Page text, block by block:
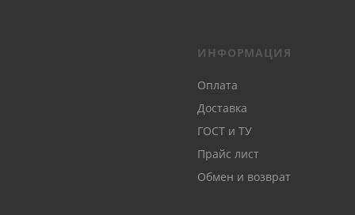
ИНФОРМАЦИЯ
Оплата
Доставка
ГОСТ и ТУ
Прайс лист
Обмен и возврат